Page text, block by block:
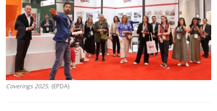
Coverings 2025. (EPDA)